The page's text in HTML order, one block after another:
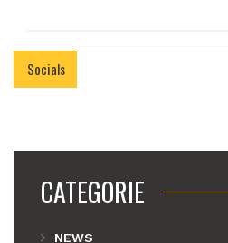
Socials
CATEGORIE
NEWS